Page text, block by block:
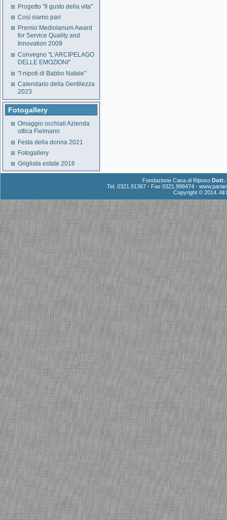
Progetto "Il gusto della vita"
Così siamo pari
Premio Mediolanum Award
for Service Quality and
Innovation 2009
Convegno "L'ARCIPELAGO
DELLE EMOZIONI"
"I nipoti di Babbo Natale"
Calendario della Gentilezza
2023
Fotogallery
Omaggio occhiali Azienda
ottica Fielmann
Festa della donna 2021
Fotogallery
Grigliata estate 2016
Fondazione Casa di RiposoDott.
Tel. 0321.91367 - Fax 0321.998474 -
Copyright © 2014.